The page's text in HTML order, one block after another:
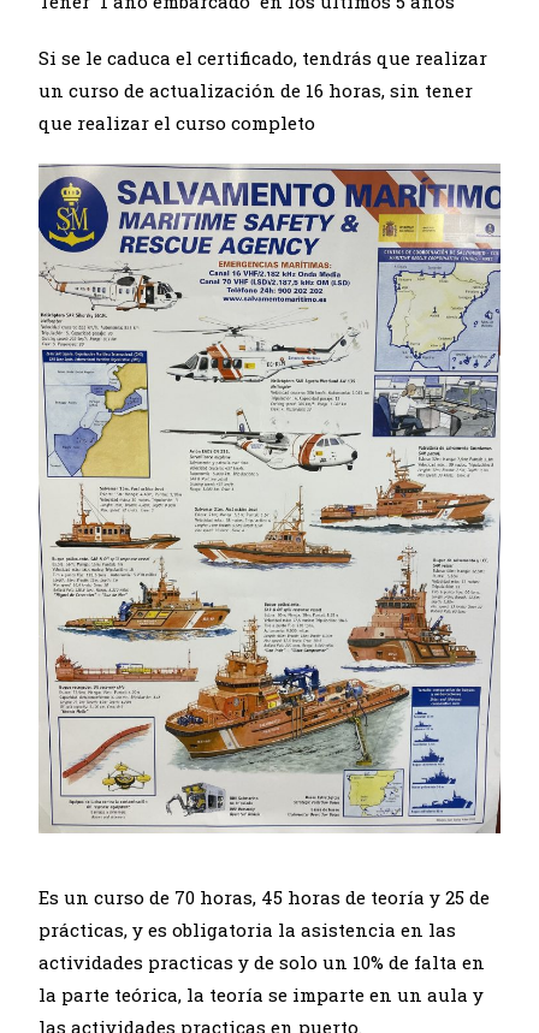
Si se le caduca el certificado, tendrás que realizar
un curso de actualización de 16 horas, sin tener
que realizar el curso completo
Es un curso de 70 horas, 45 horas de teoría y 25 de
prácticas, y es obligatoria la asistencia en las
actividades practicas y de solo un 10% de falta en
la parte teórica, la teoría se imparte en un aula y
las actividades practicas en puerto.